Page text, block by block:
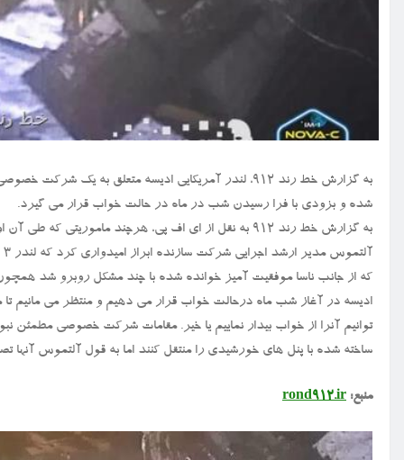
به گزارش خط رند ۹۱۲، لندر آمریکایی ادیسه متعلق به
شده و بزودی با فرا رسیدن شب در ماه در حالت خواب قرار می گیرد.
به گزارش خط رند ۹۱۲ به نقل از ای اف پی، هرچند
که از جانب ناسا موفقیت آمیز خوانده شده با چند مشکل روبرو شد همچون
توانیم آنرا از خواب بیدار نماییم یا خیر. مقامات شرکت خصوصی مطمئن
ساخته شده با پنل های خورشیدی را منتقل کنند اما به قول آلتموس آنها
منبع: rond912.ir